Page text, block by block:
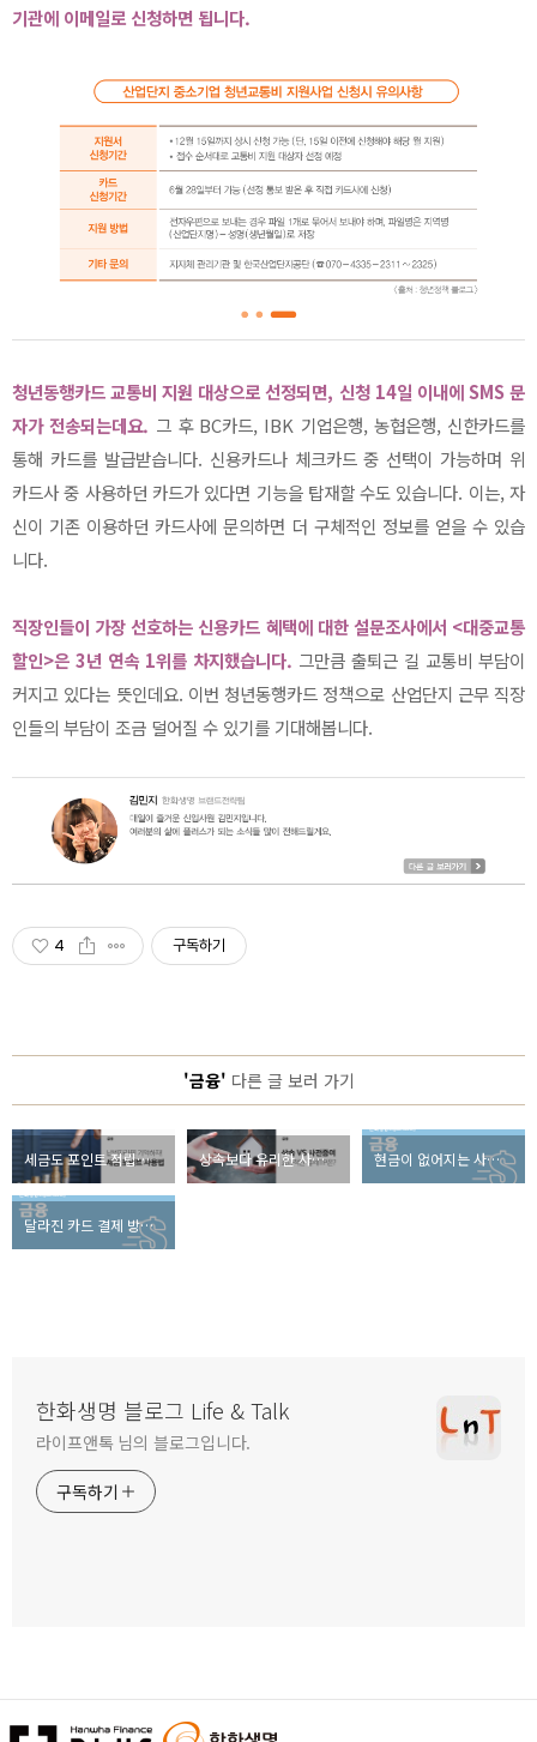
기관에 이메일로 신청하면 됩니다.
청년동행카드 교통비 지원 대상으로 선정되면, 신청 14일 이내에 SMS 문
자가 전송되는데요. 그 후 BC카드, IBK 기업은행, 농협은행, 신한카드를
통해 카드를 발급받습니다. 신용카드나 체크카드 중 선택이 가능하며 위
카드사 중 사용하던 카드가 있다면 기능을 탑재할 수도 있습니다. 이는, 자
신이 기존 이용하던 카드사에 문의하면 더 구체적인 정보를 얻을 수 있습
니다.
직장인들이 가장 선호하는 신용카드 혜택에 대한 설문조사에서 <대중교통
할인>은 3년 연속 1위를 차지했습니다. 그만큼 출퇴근 길 교통비 부담이
커지고 있다는 뜻인데요. 이번 청년동행카드 정책으로 산업단지 근무 직장
인들의 부담이 조금 덜어질 수 있기를 기대해봅니다.
4 구독하기
'금융' 다른 글 보러 가기
세금도 포인트 적립이 된다? 납세자라면 꼭 알아야 할 ‘세금포인트’ 사용방법 상속보다 유리한 사전증여, 효과적으로 절세하는 절세 TIP! 현금이 없어지는 사회, 그 이유는?
달라진 카드 결제 방식, 긁지 않고 꽂는 이유는?
한화생명 블로그 Life & Talk
라이프앤톡 님의 블로그입니다.
구독하기